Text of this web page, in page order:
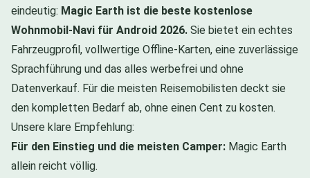
eindeutig: Magic Earth ist die beste kostenlose
Wohnmobil-Navi für Android 2026. Sie bietet ein echtes
Fahrzeugprofil, vollwertige Offline-Karten, eine zuverlässige
Sprachführung und das alles werbefrei und ohne
Datenverkauf. Für die meisten Reisemobilisten deckt sie
den kompletten Bedarf ab, ohne einen Cent zu kosten.
Unsere klare Empfehlung:
Für den Einstieg und die meisten Camper: Magic Earth
allein reicht völlig.